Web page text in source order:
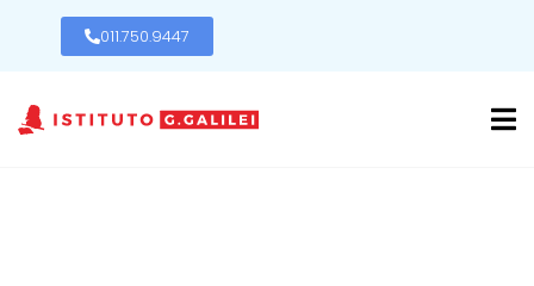
011.750.9447